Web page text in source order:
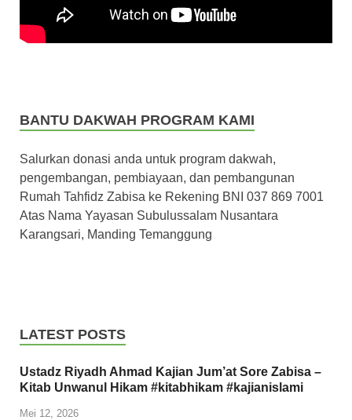
BANTU DAKWAH PROGRAM KAMI
Salurkan donasi anda untuk program dakwah,
pengembangan, pembiayaan, dan pembangunan
Rumah Tahfidz Zabisa ke Rekening BNI 037 869 7001
Atas Nama Yayasan Subulussalam Nusantara
Karangsari, Manding Temanggung
LATEST POSTS
Ustadz Riyadh Ahmad Kajian Jum’at Sore Zabisa –
Kitab Unwanul Hikam #kitabhikam #kajianislami
Mei 12, 2026